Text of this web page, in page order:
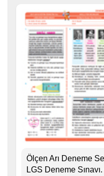
Ölçen Arı Deneme
LGS Deneme